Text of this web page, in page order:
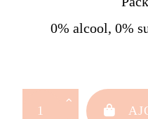
0% alcool, 0%